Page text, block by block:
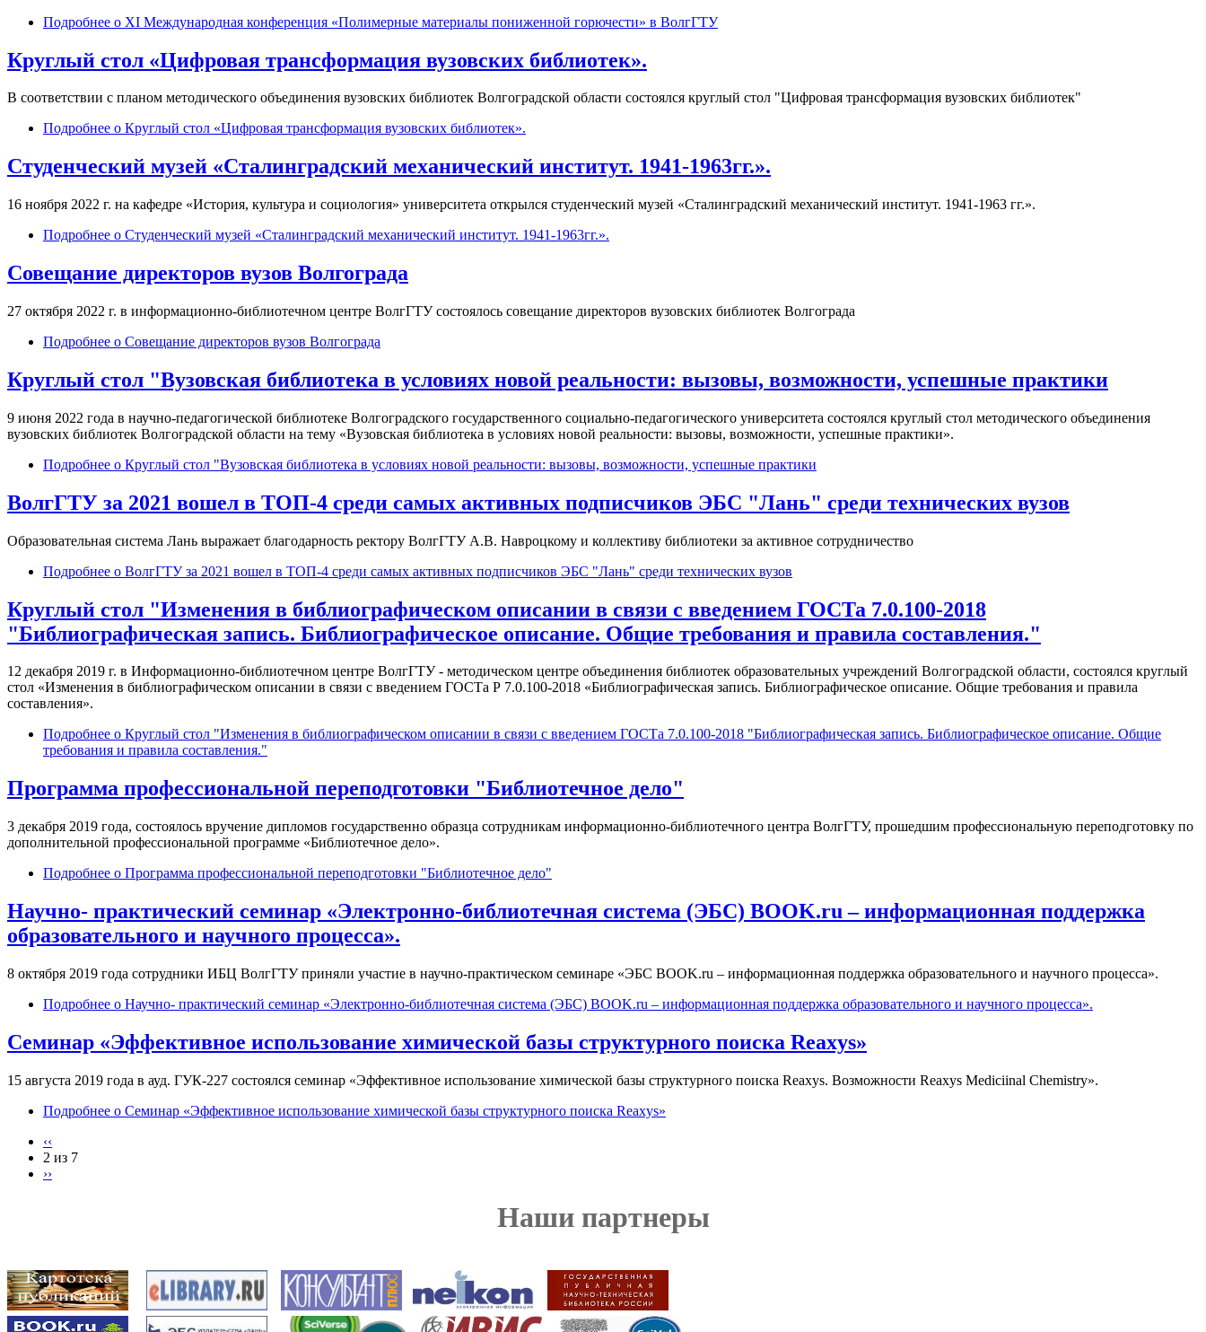
Подробнее о XI Международная конференция «Полимерные материалы пониженной горючести» в ВолгГТУ
Круглый стол «Цифровая трансформация вузовских библиотек».
В соответствии с планом методического объединения вузовских библиотек Волгоградской области состоялся круглый стол "Цифровая трансформация вузовских библиотек"
Подробнее о Круглый стол «Цифровая трансформация вузовских библиотек».
Cтуденческий музей «Сталинградский механический институт. 1941-1963гг.».
16 ноября 2022 г. на кафедре «История, культура и социология» университета открылся студенческий музей «Сталинградский механический институт. 1941-1963 гг.».
Подробнее о Cтуденческий музей «Сталинградский механический институт. 1941-1963гг.».
Совещание директоров вузов Волгограда
27 октября 2022 г. в информационно-библиотечном центре ВолгГТУ состоялось совещание директоров вузовских библиотек Волгограда
Подробнее о Совещание директоров вузов Волгограда
Круглый стол "Вузовская библиотека в условиях новой реальности: вызовы, возможности, успешные практики
9 июня 2022 года в научно-педагогической библиотеке Волгоградского государственного социально-педагогического университета состоялся круглый стол методического объединения
вузовских библиотек Волгоградской области на тему «Вузовская библиотека в условиях новой реальности: вызовы, возможности, успешные практики».
Подробнее о Круглый стол "Вузовская библиотека в условиях новой реальности: вызовы, возможности, успешные практики
ВолгГТУ за 2021 вошел в ТОП-4 среди самых активных подписчиков ЭБС "Лань" среди технических вузов
Образовательная система Лань выражает благодарность ректору ВолгГТУ А.В. Навроцкому и коллективу библиотеки за активное сотрудничество
Подробнее о ВолгГТУ за 2021 вошел в ТОП-4 среди самых активных подписчиков ЭБС "Лань" среди технических вузов
Круглый стол "Изменения в библиографическом описании в связи с введением ГОСТа 7.0.100-2018
"Библиографическая запись. Библиографическое описание. Общие требования и правила составления."
12 декабря 2019 г. в Информационно-библиотечном центре ВолгГТУ - методическом центре объединения библиотек образовательных учреждений Волгоградской области, состоялся круглый
стол «Изменения в библиографическом описании в связи с введением ГОСТа Р 7.0.100-2018 «Библиографическая запись. Библиографическое описание. Общие требования и правила
составления».
Подробнее о Круглый стол "Изменения в библиографическом описании в связи с введением ГОСТа 7.0.100-2018 "Библиографическая запись. Библиографическое описание. Общие
требования и правила составления."
Программа профессиональной переподготовки "Библиотечное дело"
3 декабря 2019 года, состоялось вручение дипломов государственно образца сотрудникам информационно-библиотечного центра ВолгГТУ, прошедшим профессиональную переподготовку по
дополнительной профессиональной программе «Библиотечное дело».
Подробнее о Программа профессиональной переподготовки "Библиотечное дело"
Научно- практический семинар «Электронно-библиотечная система (ЭБС) BOOK.ru – информационная поддержка
образовательного и научного процесса».
8 октября 2019 года сотрудники ИБЦ ВолгГТУ приняли участие в научно-практическом семинаре «ЭБС BOOK.ru – информационная поддержка образовательного и научного процесса».
Подробнее о Научно- практический семинар «Электронно-библиотечная система (ЭБС) BOOK.ru – информационная поддержка образовательного и научного процесса».
Семинар «Эффективное использование химической базы структурного поиска Reaxys»
15 августа 2019 года в ауд. ГУК-227 состоялся семинар «Эффективное использование химической базы структурного поиска Reaxys. Возможности Reaxys Mediciinal Chemistry».
Подробнее о Семинар «Эффективное использование химической базы структурного поиска Reaxys»
‹‹
2 из 7
››
Наши партнеры